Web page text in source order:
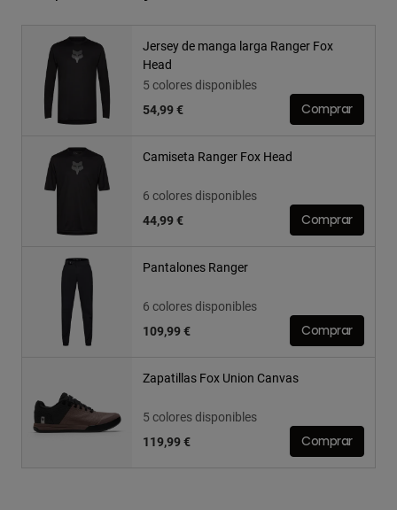
Jersey de manga larga Ranger Fox
Head
5 colores disponibles
54,99 €
Comprar
Camiseta Ranger Fox Head
6 colores disponibles
44,99 €
Comprar
Pantalones Ranger
6 colores disponibles
109,99 €
Comprar
Zapatillas Fox Union Canvas
5 colores disponibles
119,99 €
Comprar